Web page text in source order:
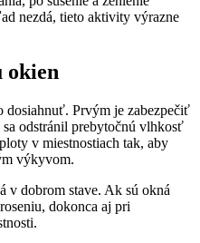
nezdá, tieto aktivity výrazne
okien
dosiahnuť. Prvým je zabezpečiť
sa odstránil prebytočnú vlhkosť
v miestnostiach tak, aby
výkyvom.
v dobrom stave. Ak sú okná
dokonca aj pri